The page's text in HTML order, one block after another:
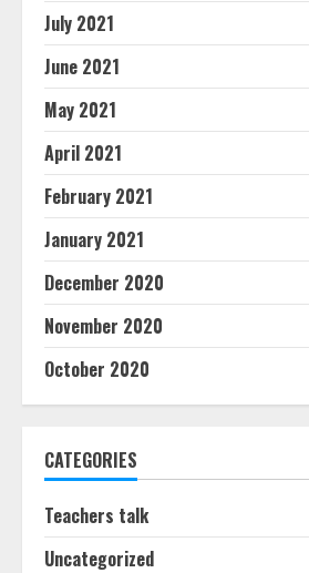
July 2021
June 2021
May 2021
April 2021
February 2021
January 2021
December 2020
November 2020
October 2020
CATEGORIES
Teachers talk
Uncategorized